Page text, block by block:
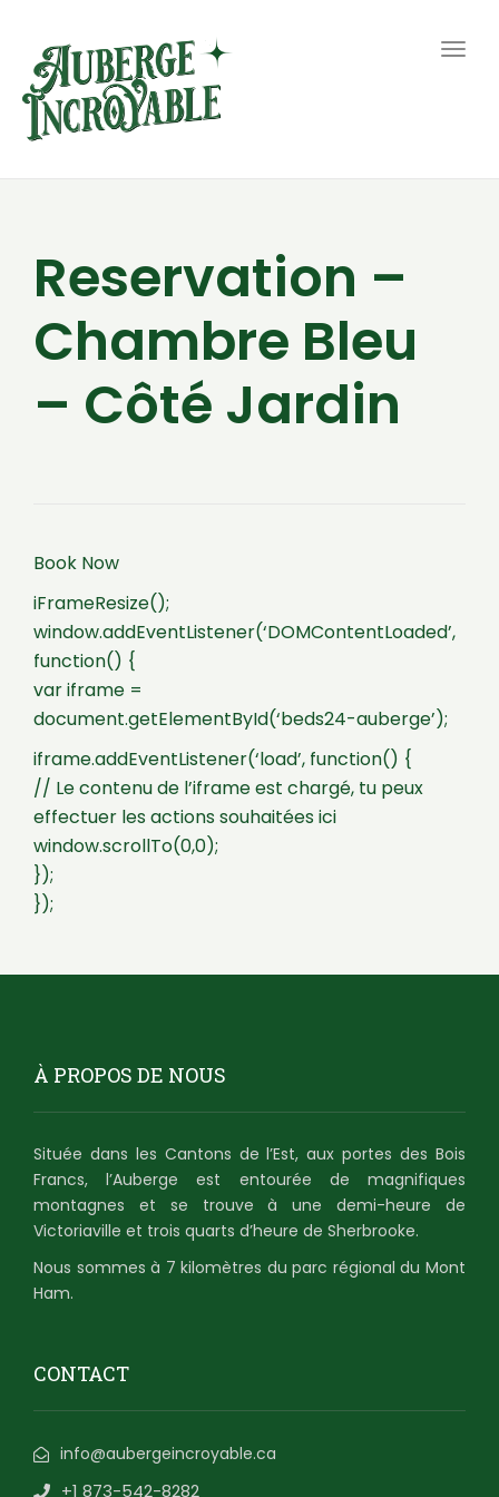
Reservation –
Chambre Bleu
– Côté Jardin
Book Now
iFrameResize();
window.addEventListener(‘DOMContentLoaded’,
function() {
var iframe =
document.getElementById(‘beds24-auberge’);
iframe.addEventListener(‘load’, function() {
// Le contenu de l’iframe est chargé, tu peux
effectuer les actions souhaitées ici
window.scrollTo(0,0);
});
});
À PROPOS DE NOUS
Située dans les Cantons de l’Est, aux portes des Bois
Francs, l’Auberge est entourée de magnifiques
montagnes et se trouve à une demi-heure de
Victoriaville et trois quarts d’heure de Sherbrooke.
Nous sommes à 7 kilomètres du parc régional du Mont
Ham.
CONTACT
info@aubergeincroyable.ca
+1 873-542-8282